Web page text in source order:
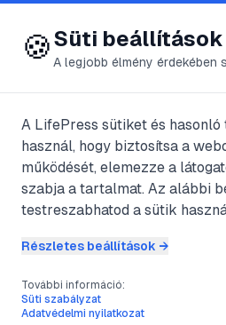
😍 LifePress
2020. április 7. ·4perc
HIV/AIDS
🍪Süti beállítások
A legjobb élmény érdekében
A LifePress sütiket és
használ, hogy biztosítsa a
működését, elemezze a
szabja a tartalmat. Az alábbi
testreszabhatod a sütik
Részletes beállítások →
További információ:
Süti szabályzat
Adatvédelmi nyilatkozat